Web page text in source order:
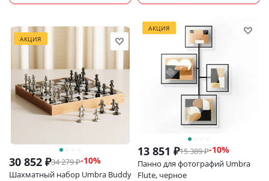
АКЦИЯ
30 852 ₽34 279₽-10%
Шахматный набор Umbra Buddy
АКЦИЯ
13 851 ₽15 389₽-10%
Панно для фотографий Umbra
Flute, черное